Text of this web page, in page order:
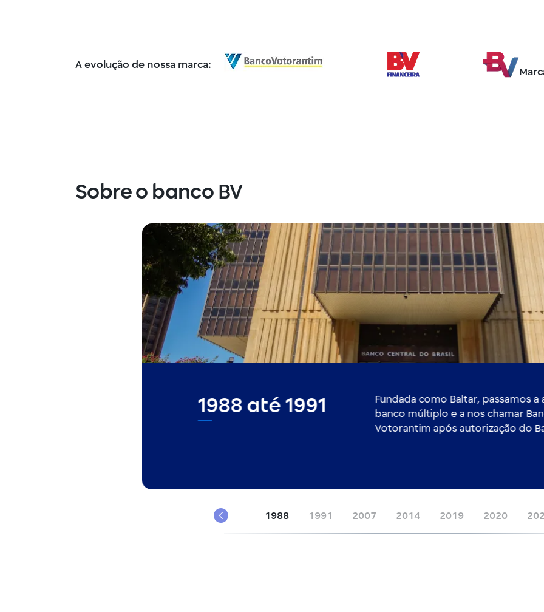
A evolução de nossa marca:
Sobre o banco BV
1988 até 1991
Fundada como Baltar, passamos a
banco múltiplo e a nos chamar
Votorantim após autorização do
Anterior
1988 1991 2007 2014 2019 2020